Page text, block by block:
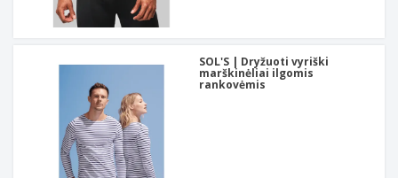
SOL'S | Dryžuoti vyriški
marškinėliai ilgomis
rankovėmis